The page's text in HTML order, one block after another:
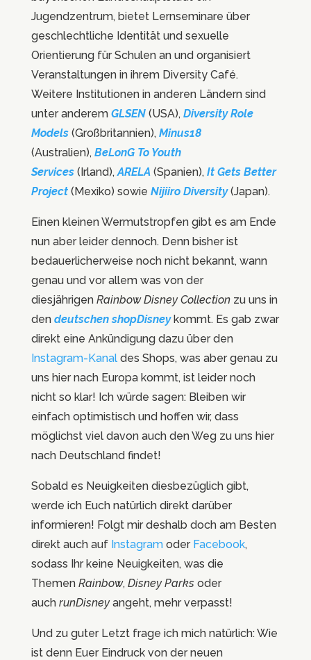
Jugendzentrum, bietet Lernseminare über
geschlechtliche Identität und sexuelle
Orientierung für Schulen an und organisiert
Veranstaltungen in ihrem Diversity Café.
Weitere Institutionen in anderen Ländern sind
unter anderem GLSEN (USA), Diversity Role
Models (Großbritannien), Minus18
(Australien), BeLonG To Youth
Services (Irland),ARELA (Spanien), It Gets Better
Project (Mexiko) sowie Nijiiro Diversity(Japan).
Einen kleinen Wermutstropfen gibt es am Ende
nun aber leider dennoch. Denn bisher ist
bedauerlicherweise noch nicht bekannt, wann
genau und vor allem was von der
diesjährigen Rainbow Disney Collectionzu uns in
den deutschen shopDisneykommt. Es gab zwar
direkt eine Ankündigung dazu über den
Instagram-Kanaldes Shops, was aber genau zu
uns hier nach Europa kommt, ist leider noch
nicht so klar! Ich würde sagen: Bleiben wir
einfach optimistisch und hoffen wir, dass
möglichst viel davon auch den Weg zu uns hier
nach Deutschland findet!
Sobald es Neuigkeiten diesbezüglich gibt,
werde ich Euch natürlich direkt darüber
informieren! Folgt mir deshalb doch am Besten
direkt auch auf Instagramoder Facebook,
sodass Ihr keine Neuigkeiten, was die
Themen Rainbow, Disney Parksoder
auch runDisneyangeht, mehr verpasst!
Und zu guter Letzt frage ich mich natürlich: Wie
ist denn Euer Eindruck von der neuen